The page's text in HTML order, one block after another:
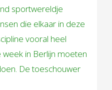
sportwereldje
die elkaar in deze
vooral heel
week in Berlijn moeten
De toeschouwer